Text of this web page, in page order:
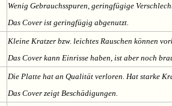
Wenig Gebrauchsspuren, geringfügige
Das Cover ist geringfügig abgenutzt.
Kleine Kratzer bzw. leichtes Rauschen können
Das Cover kann Einrisse haben, ist aber noch
Die Platte hat an Qualität verloren. Hat starke
Das Cover zeigt Beschädigungen.